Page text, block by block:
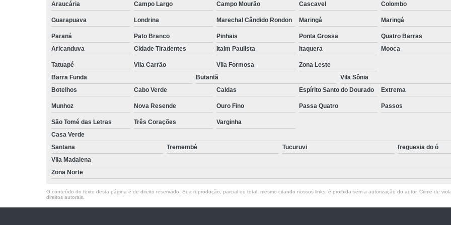
Empresa de
Empresa
Empresa de
Empresa de Terceirização
Empresa Terceirização
Empresa
Empresa de
Empresa de
Empresa de
Empresa de
Empresa
Empresa de
Araucária
Campo Largo Campo Mourão Cascavel Colombo
Guarapuava Londrina Marechal Cândido Rondon Maringá Maringá
Paraná Pato Branco Pinhais Ponta Grossa Quatro Barras
Aricanduva
Cidade Tiradentes Itaim Paulista Itaquera Mooca
Tatuapé Vila Carrão Vila Formosa
Zona Leste
Barra Funda
Butantã Vila Sônia
Botelhos
Cabo Verde Caldas Espírito Santo do Dourado Extrema
Munhoz Nova Resende Ouro Fino Passa Quatro Passos
São Tomé das Letras Três Corações
Varginha
Casa Verde
Santana
Tremembé Tucuruvi freguesia do ó
Vila Madalena
Zona Norte
O conteúdo do texto desta página é de direito reservado. Sua reprodução, parcial ou total, mesmo citando nossos links, é proibida sem a autorização do autor. Crime de
direitos autorais